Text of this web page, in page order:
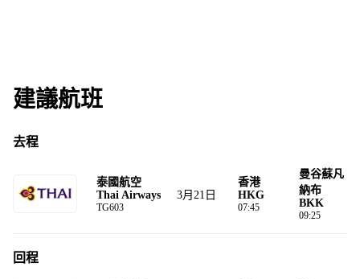
建議航班
去程
泰國航空
Thai Airways
TG603
3月21日
香港
HKG
07:45
曼谷蘇凡
納布
BKK
09:25
回程